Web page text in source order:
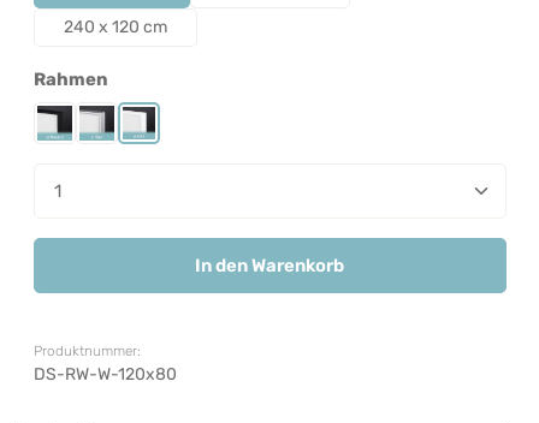
240 x 120 cm
Rahmenauswählen
Rahmen Schwarz
Rahmen Silber
Rahmen Weiß
Produkt Anzahl: Gib den gewünschten Wert ein
In den Warenkorb
Produktnummer:
DS-RW-W-120x80